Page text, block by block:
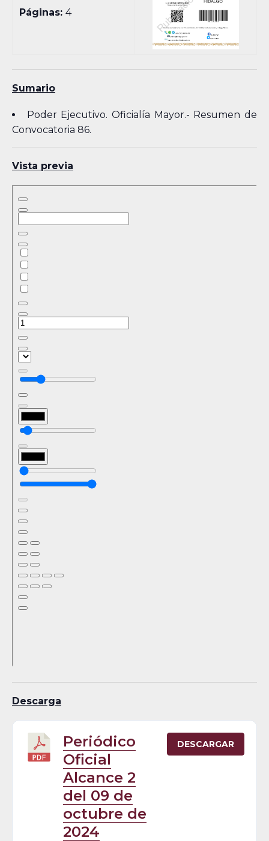
Páginas:4
Sumario
Poder Ejecutivo. Oficialía Mayor.- Resumen de
Convocatoria 86.
Vista previa
to
PDF
content
Descarga
Periódico
Oficial
Alcance 2
del 09 de
octubre de
2024
DESCARGAR